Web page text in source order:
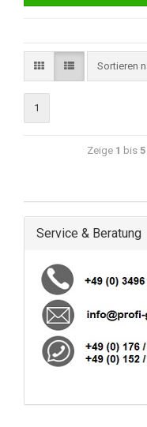
Sortieren
1
Zeige 1 bis 5
Service & Beratung